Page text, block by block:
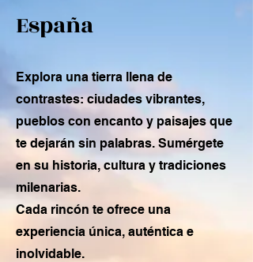
España
Explora una tierra llena de
contrastes: ciudades vibrantes,
pueblos con encanto y paisajes que
te dejarán sin palabras. Sumérgete
en su historia, cultura y tradiciones
milenarias.
Cada rincón te ofrece una
experiencia única, auténtica e
inolvidable.